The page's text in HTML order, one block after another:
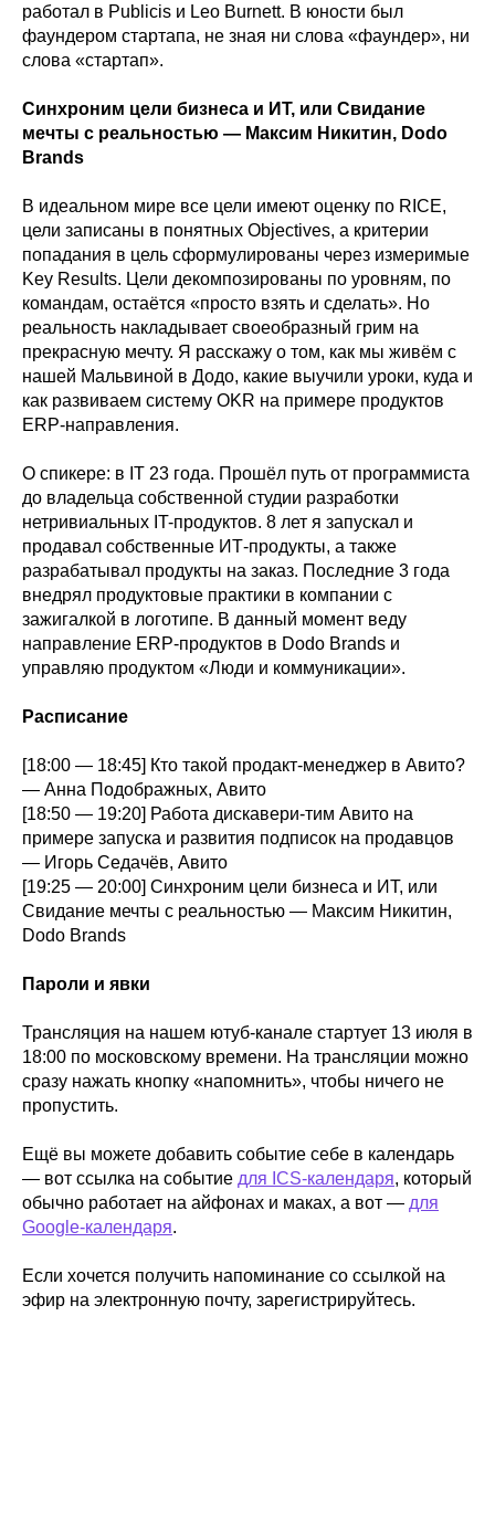
работал в Publicis и Leo Burnett. В юности был
фаундером стартапа, не зная ни слова «фаундер», ни
слова «стартап».
Синхроним цели бизнеса и ИТ, или Свидание
мечты с реальностью — Максим Никитин, Dodo
Brands
В идеальном мире все цели имеют оценку по RICE,
цели записаны в понятных Objectives, а критерии
попадания в цель сформулированы через измеримые
Key Results. Цели декомпозированы по уровням, по
командам, остаётся «просто взять и сделать». Но
реальность накладывает своеобразный грим на
прекрасную мечту. Я расскажу о том, как мы живём с
нашей Мальвиной в Додо, какие выучили уроки, куда и
как развиваем систему OKR на примере продуктов
ERP-направления.
О спикере: в IT 23 года. Прошёл путь от программиста
до владельца собственной студии разработки
нетривиальных IT-продуктов. 8 лет я запускал и
продавал собственные ИТ-продукты, а также
разрабатывал продукты на заказ. Последние 3 года
внедрял продуктовые практики в компании с
зажигалкой в логотипе. В данный момент веду
направление ERP-продуктов в Dodo Brands и
управляю продуктом «Люди и коммуникации».
Расписание
[18:00 — 18:45] Кто такой продакт-менеджер в Авито?
— Анна Подображных, Авито
[18:50 — 19:20] Работа дискавери-тим Авито на
примере запуска и развития подписок на продавцов
— Игорь Седачёв, Авито
[19:25 — 20:00] Синхроним цели бизнеса и ИТ, или
Свидание мечты с реальностью — Максим Никитин,
Dodo Brands
Пароли и явки
Трансляция на нашем ютуб-канале стартует 13 июля в
18:00 по московскому времени. На трансляции можно
сразу нажать кнопку «напомнить», чтобы ничего не
пропустить.
Ещё вы можете добавить событие себе в календарь
— вот ссылка на событие для ICS-календаря, который
обычно работает на айфонах и маках, а вот — для
Google-календаря.
Если хочется получить напоминание со ссылкой на
эфир на электронную почту, зарегистрируйтесь.